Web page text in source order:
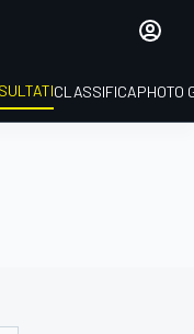
CLASSIFICAPHOTO